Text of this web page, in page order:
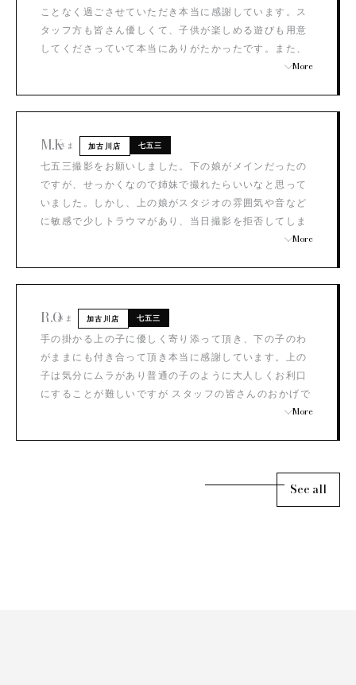
ことなく過ごさせていただき本当に感謝しています。ス
タッフ方も皆さん優しくて、子供が楽しめる遊びも用意
してくださっていて本当にありがたかったです。また、
前撮りと当日とで違う衣装を着せてもらえるのも嬉しい
More
M.Kさま 加古川店 七五三
七五三撮影をお願いしました。下の娘がメインだったの
ですが、せっかくなので姉妹で撮れたらいいなと思って
いました。しかし、上の娘がスタジオの雰囲気や音など
に敏感で少しトラウマがあり、当日撮影を拒否してしま
いました。 そんな上の娘も下の娘の衣装や撮影風景を見
お願いになってしまったのに、笑顔で柔軟に対応してく
ださり本当にありがたかったです。 事前の見学に対応し
てくださったスタッフさん、当日担当してくださったス
タッフさん、 ヘアメイクや着付けを担当してくださった
スタッフさん、カメラマンさん、娘達は本当に喜んでい
ました。 完成が待ち遠しいです。長文になりましたが、
す！！
More
R.Oさま 加古川店 七五三
手の掛かる上の子に優しく寄り添って頂き、下の子のわ
がままにも付き合って頂き本当に感謝しています。上の
子は気分にムラがあり普通の子のように大人しくお利口
にすることが難しいですが スタッフの皆さんのおかげで
良い表情の写真を残す事が出来ました。 去年撮影を諦め
願いします。本日はありがとうございました。
More
See all